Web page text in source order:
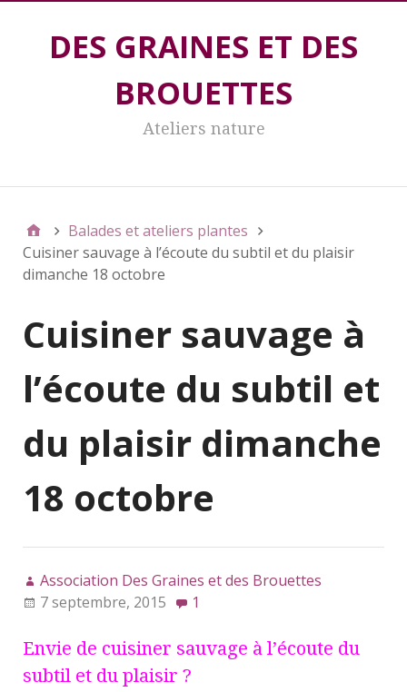
DES GRAINES ET DES
BROUETTES
Ateliers nature
Balades et ateliers plantes
Cuisiner sauvage à l’écoute du subtil et du plaisir
dimanche 18 octobre
Cuisiner sauvage à
l’écoute du subtil et
du plaisir dimanche
18 octobre
Association Des Graines et des Brouettes
7 septembre, 2015
1
Envie de cuisiner sauvage à l’écoute du
subtil et du plaisir ?